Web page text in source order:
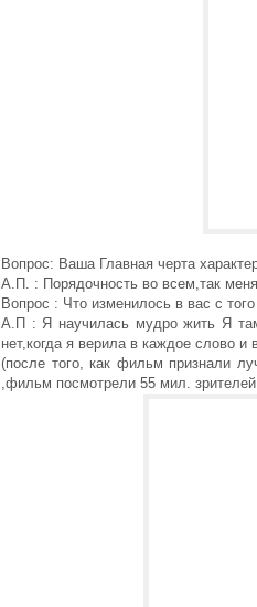
Вопрос: Ваша Главная черта
А.П. : Порядочность во всем,так
Вопрос : Что изменилось в вас с
А.П : Я научилась мудро жить Я там
нет,когда я верила в каждое слово и
(после того, как фильм признали
,фильм посмотрели 55 мил.